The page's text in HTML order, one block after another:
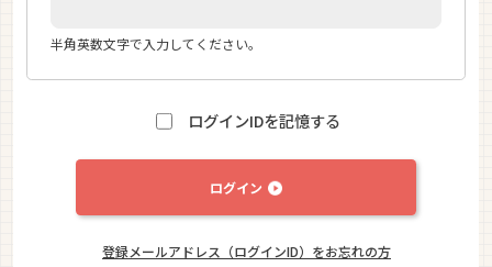
半角英数文字で入力してください。
ログインIDを記憶する
ログイン
登録メールアドレス（ログインID）をお忘れの方